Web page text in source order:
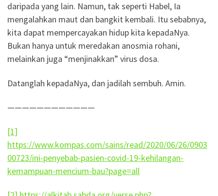
daripada yang lain. Namun, tak seperti Habel, Ia
mengalahkan maut dan bangkit kembali. Itu sebabnya,
kita dapat mempercayakan hidup kita kepadaNya.
Bukan hanya untuk meredakan anosmia rohani,
melainkan juga “menjinakkan” virus dosa.
Datanglah kepadaNya, dan jadilah sembuh. Amin.
————————————
[1]
https://www.kompas.com/sains/read/2020/06/26/0903
00723/ini-penyebab-pasien-covid-19-kehilangan-
kemampuan-mencium-bau?page=all